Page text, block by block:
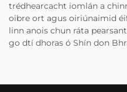
trédhearcacht iomlán a
oibre ort agus oiriúnaimid
linn anois chun ráta
go dtí dhoras ó Shín don